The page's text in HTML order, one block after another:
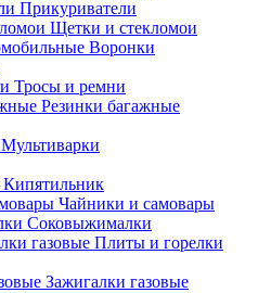
Прикуриватели
Щетки и стекломои
Воронки
Тросы и ремни
Резинки багажные
Мультиварки
Кипятильник
Чайники и самовары
Соковыжималки
Плиты и горелки
Зажигалки газовые